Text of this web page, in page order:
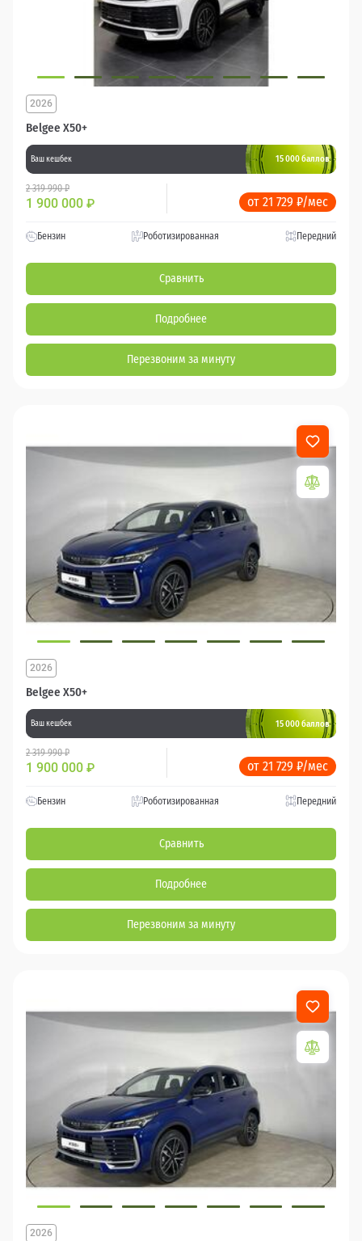
Belgee X50+
2026
Ваш кешбек 15 000 баллов
2 319 990 ₽
1 900 000 ₽ от 21 729 ₽/мес
Бензин Роботизированная Передний
Сравнить
Подробнее
Перезвоним за минуту
Belgee X50+
2026
Ваш кешбек 15 000 баллов
2 319 990 ₽
1 900 000 ₽ от 21 729 ₽/мес
Бензин Роботизированная Передний
Сравнить
Подробнее
Перезвоним за минуту
2026